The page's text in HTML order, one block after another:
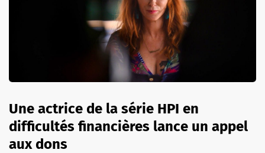
Une actrice de la série HPI en
difficultés financières lance un appel
aux dons